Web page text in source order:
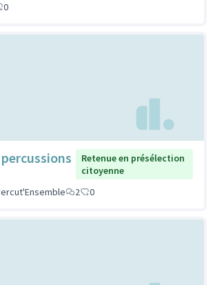
0
Retenue en présélection
citoyenne
2 0